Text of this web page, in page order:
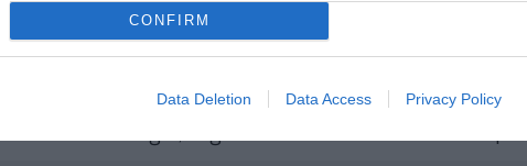
CONFIRM
Data Deletion Data Access Privacy Policy
los argumentos para defender esa mejora de
la piratería, sobre la que hoy han dado un nuevo paso.
junto con Gobierno italiano para luchar contra el
la competición en pirata. Más de 50.000 usuarios